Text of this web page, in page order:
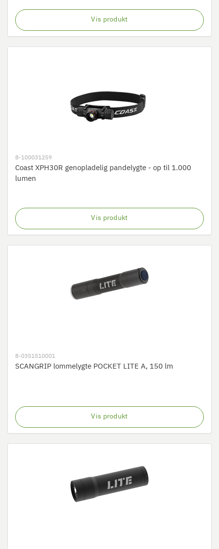
Vis produkt
8-100031259
Coast XPH30R genopladelig pandelygte - op til 1.000
lumen
Vis produkt
8-0351510001
SCANGRIP lommelygte POCKET LITE A, 150 lm
Vis produkt